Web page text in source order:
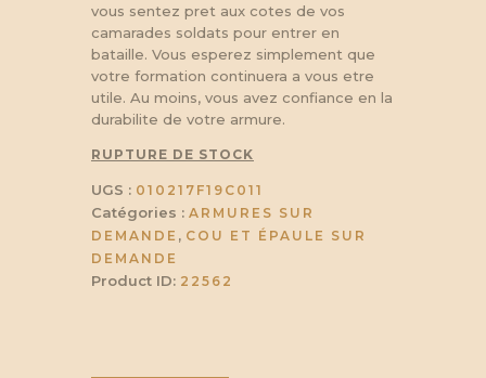
vous sentez pret aux cotes de vos
camarades soldats pour entrer en
bataille. Vous esperez simplement que
votre formation continuera a vous etre
utile. Au moins, vous avez confiance en la
durabilite de votre armure.
RUPTURE DE STOCK
UGS : 010217F19C011
Catégories : ARMURES SUR
DEMANDE , COU ET ÉPAULE SUR
DEMANDE
Product ID: 22562